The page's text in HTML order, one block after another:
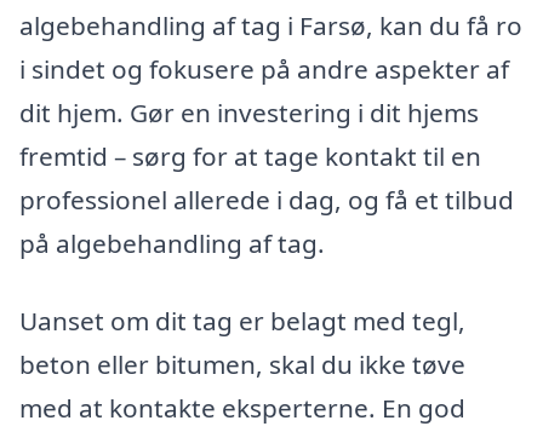
algebehandling af tag i Farsø, kan du få ro
i sindet og fokusere på andre aspekter af
dit hjem. Gør en investering i dit hjems
fremtid – sørg for at tage kontakt til en
professionel allerede i dag, og få et tilbud
på algebehandling af tag.
Uanset om dit tag er belagt med tegl,
beton eller bitumen, skal du ikke tøve
med at kontakte eksperterne. En god